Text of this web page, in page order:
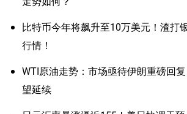
比特币今年将飙升至10万美元！渣打
行情！
WTI原油走势：市场亟待伊朗重磅回
望延续